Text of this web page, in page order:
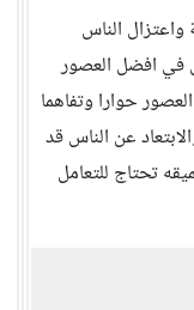
واعتزال الناس
في افضل العصور
حوارا وتفاهما
عن الناس قد
تحتاج للتعامل